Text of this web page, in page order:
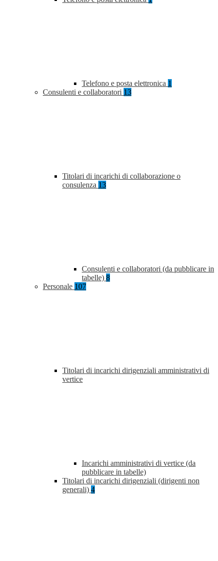
Telefono e posta elettronica 1
Consulenti e collaboratori 13
Titolari di incarichi di collaborazione o
consulenza 13
Consulenti e collaboratori (da pubblicare in
tabelle) 8
Personale 107
Titolari di incarichi dirigenziali amministrativi di
vertice
Incarichi amministrativi di vertice (da
pubblicare in tabelle)
Titolari di incarichi dirigenziali (dirigenti non
generali) 4